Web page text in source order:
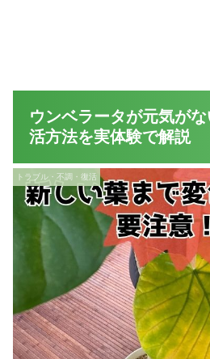
ウンベラータが元気が
活方法を実体験で解説
トラブル・不調・復活